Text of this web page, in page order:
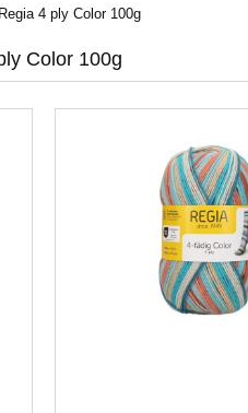
4 ply Color 100g
Color 100g